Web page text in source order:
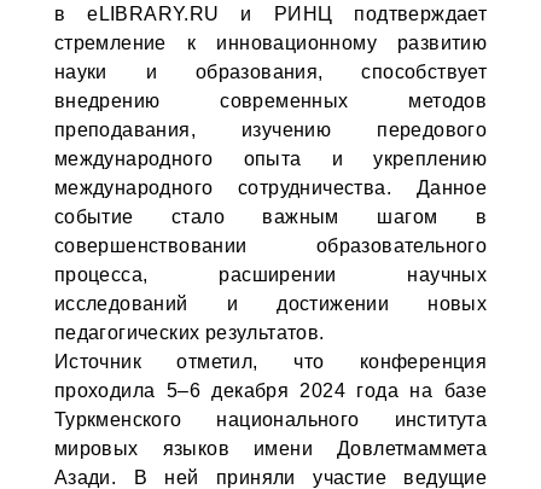
в eLIBRARY.RU и РИНЦ подтверждает
стремление к инновационному развитию
науки и образования, способствует
внедрению современных методов
преподавания, изучению передового
международного опыта и укреплению
международного сотрудничества. Данное
событие стало важным шагом в
совершенствовании образовательного
процесса, расширении научных
исследований и достижении новых
педагогических результатов.
Источник отметил, что конференция
проходила 5–6 декабря 2024 года на базе
Туркменского национального института
мировых языков имени Довлетмаммета
Азади. В ней приняли участие ведущие